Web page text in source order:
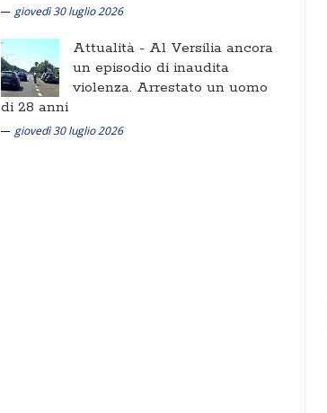
giovedì 30 luglio 2026
Attualità - Al Versilia ancora
un episodio di inaudita
violenza. Arrestato un uomo
di 28 anni
giovedì 30 luglio 2026